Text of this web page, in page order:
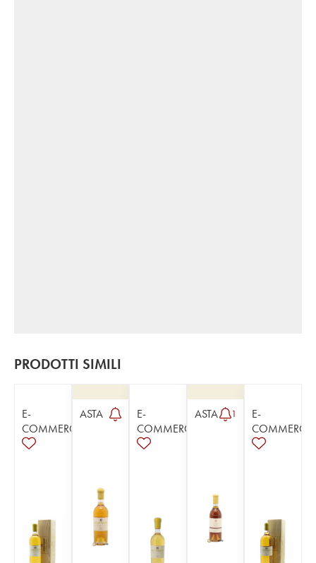
PRODOTTI SIMILI
E-
COMMERCE
ASTA
E-
COMMERCE
ASTA 1
E-
COMMERCE